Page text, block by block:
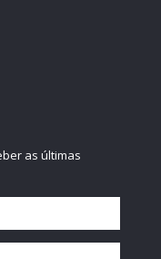
as últimas